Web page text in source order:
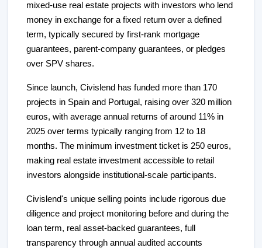
mixed-use real estate projects with investors who lend
money in exchange for a fixed return over a defined
term, typically secured by first-rank mortgage
guarantees, parent-company guarantees, or pledges
over SPV shares.
Since launch, Civislend has funded more than 170
projects in Spain and Portugal, raising over 320 million
euros, with average annual returns of around 11% in
2025 over terms typically ranging from 12 to 18
months. The minimum investment ticket is 250 euros,
making real estate investment accessible to retail
investors alongside institutional-scale participants.
Civislend's unique selling points include rigorous due
diligence and project monitoring before and during the
loan term, real asset-backed guarantees, full
transparency through annual audited accounts